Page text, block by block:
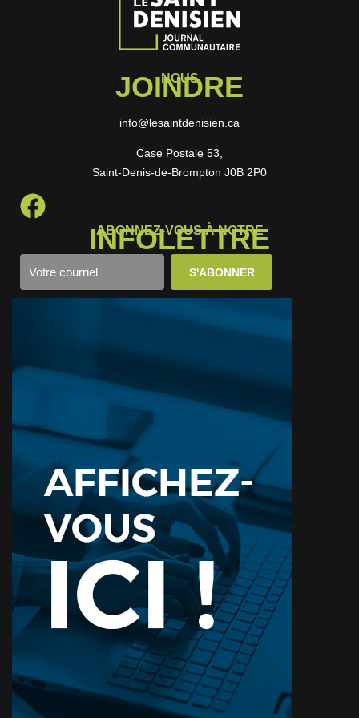
NOUS
JOINDRE
info@lesaintdenisien.ca
Case Postale 53,
Saint-Denis-de-Brompton J0B 2P0
ABONNEZ-VOUS À NOTRE
INFOLETTRE